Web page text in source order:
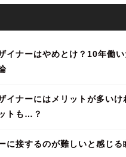
イナーはやめとけ？10年働
イナーにはメリットが多いけ
トも…？
に接するのが難しいと感じる